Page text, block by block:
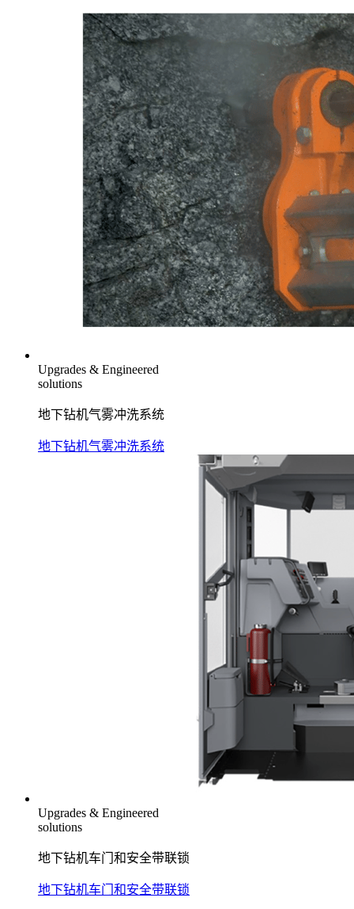
Upgrades & Engineered
solutions
地下钻机气雾冲洗系统
地下钻机气雾冲洗系统
Upgrades & Engineered
solutions
地下钻机车门和安全带联锁
地下钻机车门和安全带联锁